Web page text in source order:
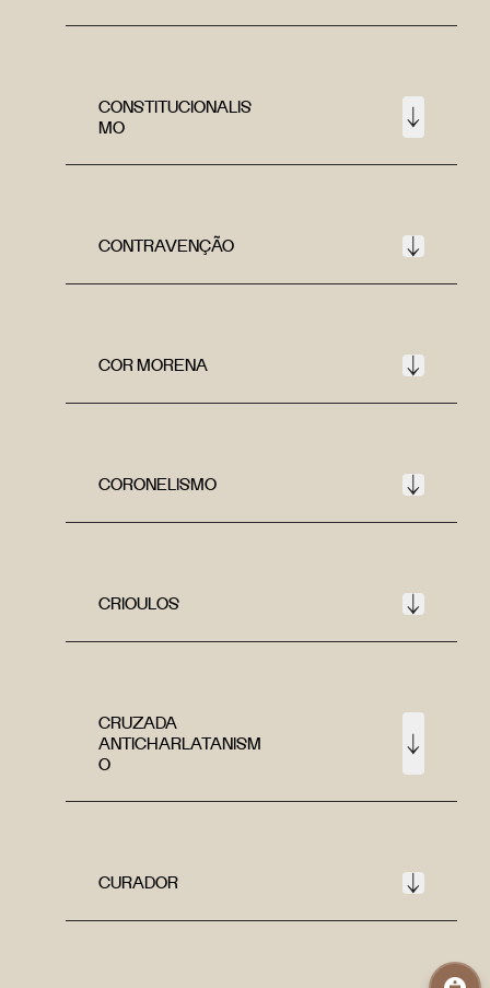
CONSTITUCIONALIS
MO
CONTRAVENÇÃO
COR MORENA
CORONELISMO
CRIOULOS
CRUZADA
ANTICHARLATANISM
O
CURADOR